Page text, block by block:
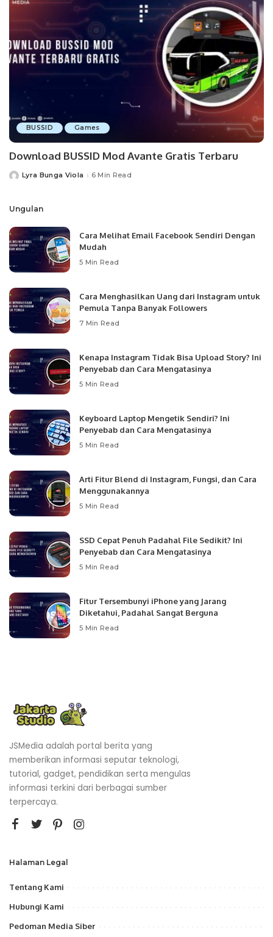
BUSSID Games
Download BUSSID Mod Avante Gratis Terbaru
PostedLyra Bunga Viola 6 Min Read
Ungulan
Cara Melihat Email Facebook Sendiri Dengan
Mudah
5 Min Read
Cara Menghasilkan Uang dari Instagram untuk
Pemula Tanpa Banyak Followers
7 Min Read
Kenapa Instagram Tidak Bisa Upload Story? Ini
Penyebab dan Cara Mengatasinya
5 Min Read
Keyboard Laptop Mengetik Sendiri? Ini
Penyebab dan Cara Mengatasinya
5 Min Read
Arti Fitur Blend di Instagram, Fungsi, dan Cara
Menggunakannya
5 Min Read
SSD Cepat Penuh Padahal File Sedikit? Ini
Penyebab dan Cara Mengatasinya
5 Min Read
Fitur Tersembunyi iPhone yang Jarang
Diketahui, Padahal Sangat Berguna
5 Min Read
JSMedia adalah portal berita yang
memberikan informasi seputar teknologi,
tutorial, gadget, pendidikan serta mengulas
informasi terkini dari berbagai sumber
terpercaya.
Halaman Legal
Tentang Kami
Hubungi Kami
Pedoman Media Siber